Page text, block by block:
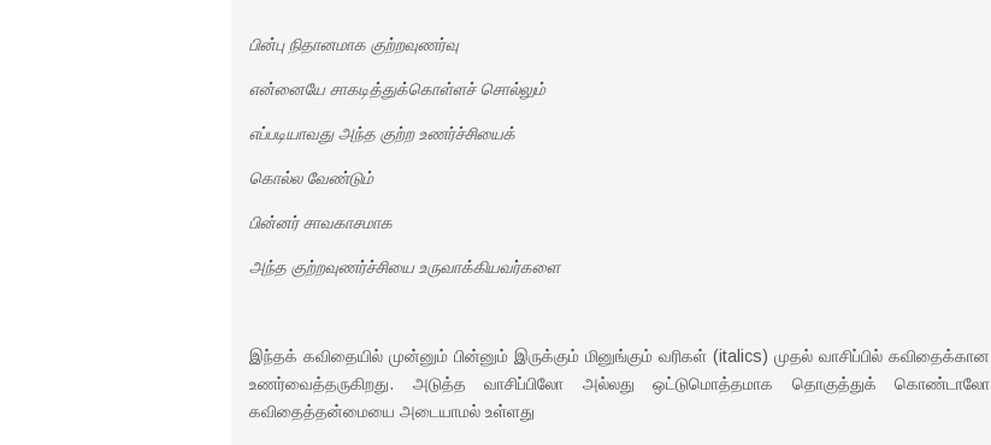
பின்பு நிதானமாக குற்றவுணர்வு
என்னையே சாகடித்துக்கொள்ளச் சொல்லும்
எப்படியாவது அந்த குற்ற உணர்ச்சியைக்
கொல்ல வேண்டும்
பின்னர் சாவகாசமாக
அந்த குற்றவுணர்ச்சியை உருவாக்கியவர்களை
இந்தக் கவிதையில் முன்னும் பின்னும் இருக்கும் மினுங்கும் வரிகள் (italics) முதல் வாசிப்பில் கவிதைக்கான
உணர்வைத்தருகிறது. அடுத்த வாசிப்பிலோ அல்லது ஒட்டுமொத்தமாக தொகுத்துக் கொண்டாலோ
கவிதைத்தன்மையை அடையாமல் உள்ளது